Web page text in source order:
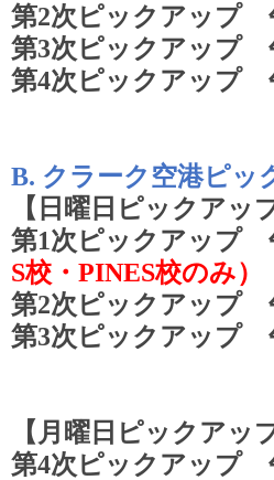
第2次ピックアップ
第3次ピックアップ
第4次ピックアップ
B. クラーク空港ピッ
【日曜日ピックアッ
第1次ピックアップ
S校・ PINES校のみ）
第2次ピックアップ
第3次ピックアップ
【月曜日ピックアッ
第4次ピックアップ